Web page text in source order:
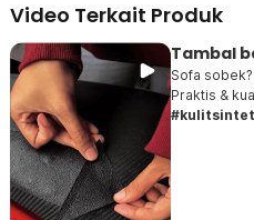
Video Terkait Produk
Tambal
Sofa
Praktis &